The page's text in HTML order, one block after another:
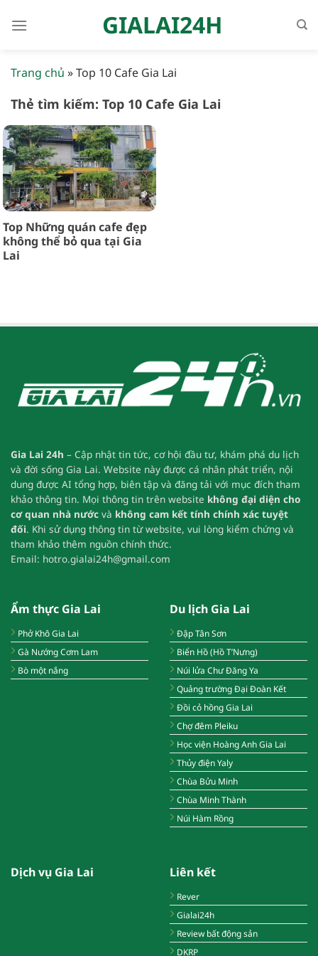
qua
GIALAI24H
Trang chủ »Top 10 Cafe Gia Lai
Thẻ tìm kiếm: Top 10 Cafe Gia Lai
Top Những quán cafe đẹp
không thể bỏ qua tại Gia
Lai
Gia Lai 24h – Cập nhật tin tức, cơ hội đầu tư, khám phá du lịch
và đời sống Gia Lai. Website này được cá nhân phát triển, nội
dung được AI tổng hợp, biên tập và đăng tải với mục đích tham
khảo thông tin. Mọi thông tin trên website không đại diện cho
cơ quan nhà nước và không cam kết tính chính xác tuyệt
đối. Khi sử dụng thông tin từ website, vui lòng kiểm chứng và
tham khảo thêm nguồn chính thức.
Email: hotro.gialai24h@gmail.com
Ẩm thực Gia Lai
Phở Khô Gia Lai
Gà Nướng Cơm Lam
Bò một nắng
Du lịch Gia Lai
Đập Tân Sơn
Biển Hồ (Hồ T’Nưng)
Núi lửa Chư Đăng Ya
Quảng trường Đại Đoàn Kết
Đồi cỏ hồng Gia Lai
Chợ đêm Pleiku
Học viện Hoàng Anh Gia Lai
Thủy điện Yaly
Chùa Bửu Minh
Chùa Minh Thành
Núi Hàm Rồng
Dịch vụ Gia Lai Liên kết
Rever
Gialai24h
Review bất động sản
DKRP